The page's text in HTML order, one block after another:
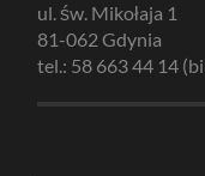
ul. św. Mikołaja 1
81-062 Gdynia
tel.: 58 663 44 14